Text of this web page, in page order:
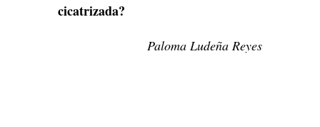
cicatrizada?
Paloma Ludeña Reyes